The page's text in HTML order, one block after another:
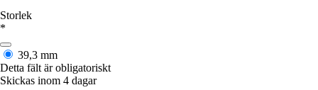
Storlek
*
39,3 mm
Detta fält är obligatoriskt
Skickas inom 4 dagar